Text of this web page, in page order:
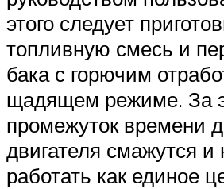
этого следует
топливную смесь и
бака с горючим
щадящем режиме. За
промежуток времени
двигателя смажутся и
работать как единое